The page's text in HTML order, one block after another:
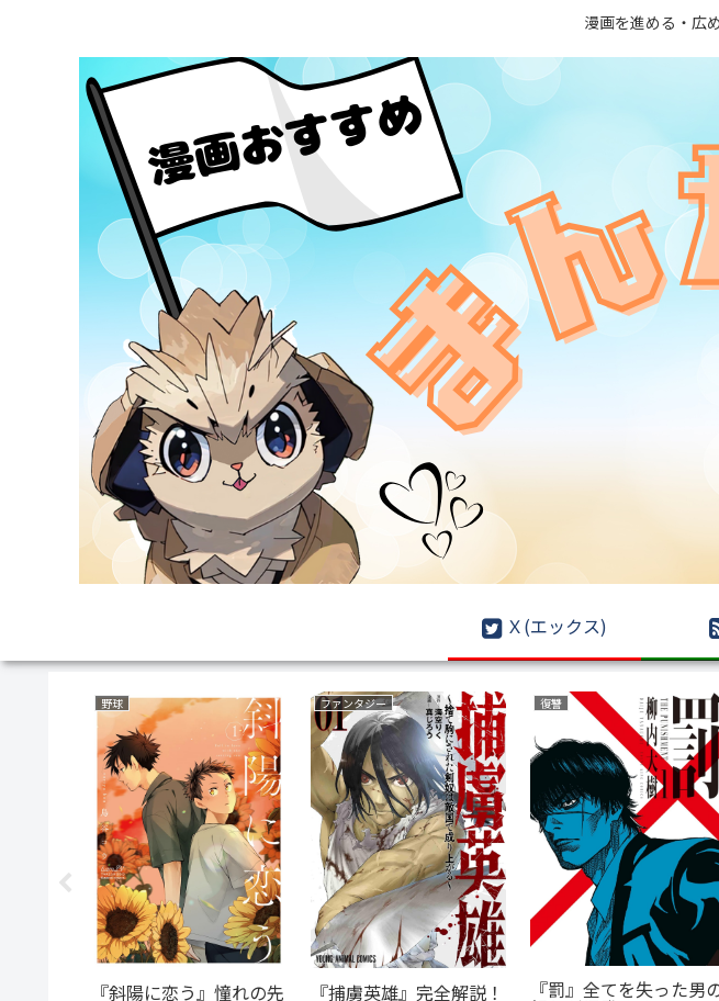
漫画を進める・広
Ｘ(エックス)
サバイバルホラー
『群脳教室』の魅力を徹
異世界もの(転生・転移・成り上がり・異世界ファンタジー)
「花言葉」と連携する転
ファンタジー
あの感動をもう一度！